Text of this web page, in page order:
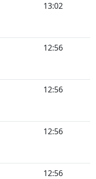
13:02
12:56
12:56
12:56
12:56